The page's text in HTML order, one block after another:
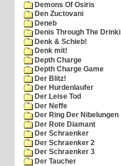
Demons Of Osiris
Den Zuctovani
Deneb
Denis Through The
Denk & Schieb!
Denk mit!
Depth Charge
Depth Charge Game
Der Blitz!
Der Hurdenlaufer
Der Leise Tod
Der Neffe
Der Ring Der Nibelungen
Der Rote Diamant
Der Schraenker
Der Schraenker 2
Der Schraenker 3
Der Taucher